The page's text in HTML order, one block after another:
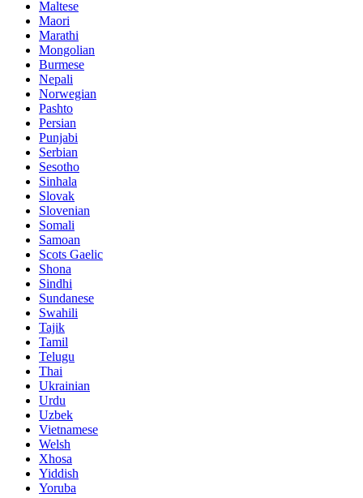
Maltese
Maori
Marathi
Mongolian
Burmese
Nepali
Norwegian
Pashto
Persian
Punjabi
Serbian
Sesotho
Sinhala
Slovak
Slovenian
Somali
Samoan
Scots Gaelic
Shona
Sindhi
Sundanese
Swahili
Tajik
Tamil
Telugu
Thai
Ukrainian
Urdu
Uzbek
Vietnamese
Welsh
Xhosa
Yiddish
Yoruba